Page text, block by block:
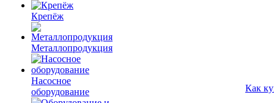
Крепёж
Металлопродукция
Насосное
оборудование
Как